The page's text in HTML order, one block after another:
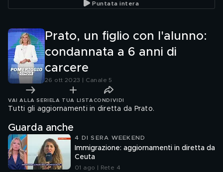
Puntata intera
Prato, un figlio con l'alunno:
condannata a 6 anni di
carcere
26 ott 2023 | Canale 5
VAI ALLA SERIE LA TUA LISTA CONDIVIDI
Tutti gli aggiornamenti in diretta da Prato.
Guarda anche
4 DI SERA WEEKEND
Immigrazione: aggiornamenti in diretta da
Ceuta
01 ago | Rete 4